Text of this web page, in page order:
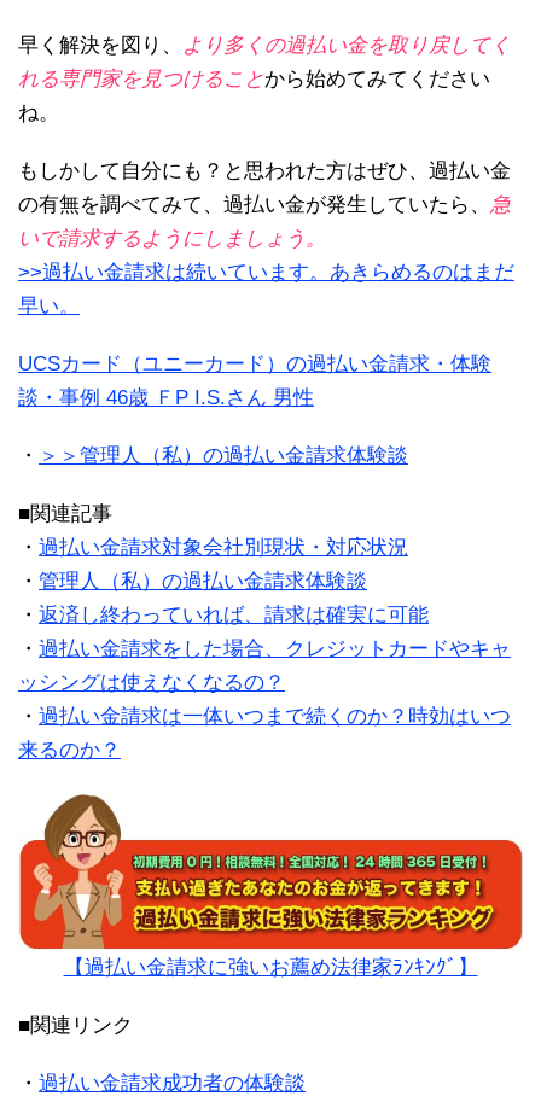
早く解決を図り、
より多くの過払い金を取り戻してく
れる専門家を見つけることから始めてみてください
ね。
もしかして自分にも？と思われた方はぜひ、過払い金
の有無を調べてみて、過払い金が発生していたら、 急
いで請求するようにしましょう。
>>過払い金請求は続いています。あきらめるのはまだ
早い。
UCSカード（ユニーカード）の過払い金請求・体験
談・事例 46歳 ＦP I.S.さん 男性
・ ＞＞管理人（私）の過払い金請求体験談
■関連記事
・ 過払い金請求対象会社別現状・対応状況
・ 管理人（私）の過払い金請求体験談
・ 返済し終わっていれば、請求は確実に可能
・ 過払い金請求をした場合、クレジットカードやキャ
ッシングは使えなくなるの？
・ 過払い金請求は一体いつまで続くのか？時効はいつ
来るのか？
【過払い金請求に強いお薦め法律家ﾗﾝｷﾝｸﾞ】
■関連リンク
・ 過払い金請求成功者の体験談